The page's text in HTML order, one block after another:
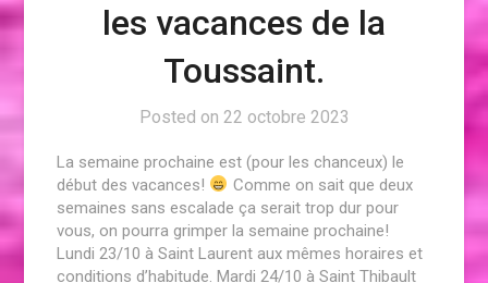
les vacances de la
Toussaint.
Posted on 22 octobre 2023
La semaine prochaine est (pour les chanceux) le
début des vacances!
Comme on sait que deux
semaines sans escalade ça serait trop dur pour
vous, on pourra grimper la semaine prochaine!
Lundi 23/10 à Saint Laurent aux mêmes horaires et
conditions d’habitude. Mardi 24/10 à Saint Thibault